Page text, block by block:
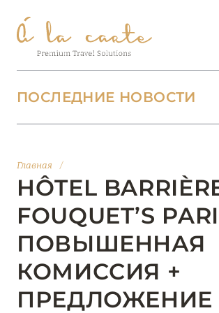
Главная /
HÔTEL
FOUQUET’S
ПОВЫШЕННАЯ
КОМИССИЯ +
ПРЕДЛОЖЕНИЕ
ПОСЛЕДНИЕ НОВОСТИ
БУТИК-КУРОРТЫ МАЛЬДИВСКИХ
ОТ VERSA COLLECTION
Подробнее
01 июня 2026
JUMEIRAH OLHAHALI ISLAND
ОАЗИС ТЕПЛА И ИЗЫСКАННОСТИ